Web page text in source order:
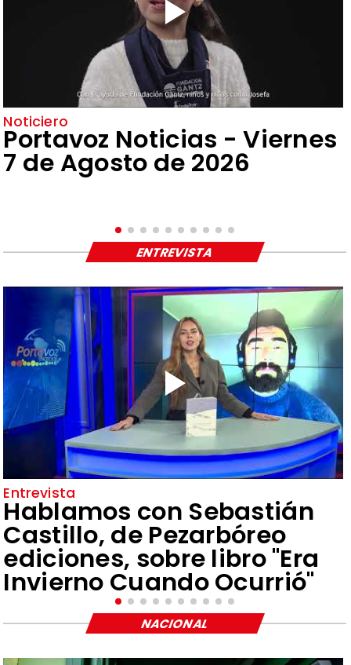
Noticiero
Portavoz Noticias - Viernes
7 de Agosto de 2026
Entrevista
Hablamos con Sebastián
Castillo, de Pezarbóreo
ediciones, sobre libro "Era
Invierno Cuando Ocurrió"
ENTREVISTA
NACIONAL